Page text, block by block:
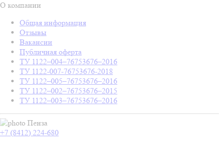
О компании
Общая информация
Отзывы
Вакансии
Публичная оферта
ТУ 1122–004–76753676–2016
ТУ 1122-007-76753676-2018
ТУ 1122–005–76753676–2016
ТУ 1122–002–76753676–2015
ТУ 1122–003–76753676–2016
Пенза
+7 (8412) 224-680